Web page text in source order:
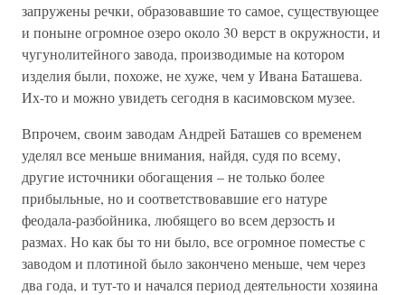
запружены речки, образовавшие то самое, существующее
и поныне огромное озеро около 30 верст в окружности, и
чугунолитейного завода, производимые на котором
изделия были, похоже, не хуже, чем у Ивана Баташева.
Их-то и можно увидеть сегодня в касимовском музее.
Впрочем, своим заводам Андрей Баташев со временем
уделял все меньше внимания, найдя, судя по всему,
другие источники обогащения – не только более
прибыльные, но и соответствовавшие его натуре
феодала-разбойника, любящего во всем дерзость и
размах. Но как бы то ни было, все огромное поместье с
заводом и плотиной было закончено меньше, чем через
два года, и тут-то и начался период деятельности хозяина